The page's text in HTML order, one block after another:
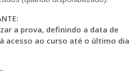
a prova, definindo a data de
acesso ao curso até o último dia